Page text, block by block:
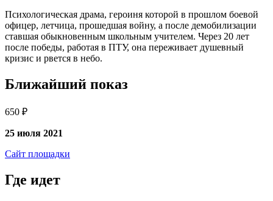
Психологическая драма, героиня которой в прошлом боевой
офицер, летчица, прошедшая войну, а после демобилизации
ставшая обыкновенным школьным учителем. Через 20 лет
после победы, работая в ПТУ, она переживает душевный
кризис и рвется в небо.
Ближайший показ
650 ₽
25 июля 2021
Сайт площадки
Где идет